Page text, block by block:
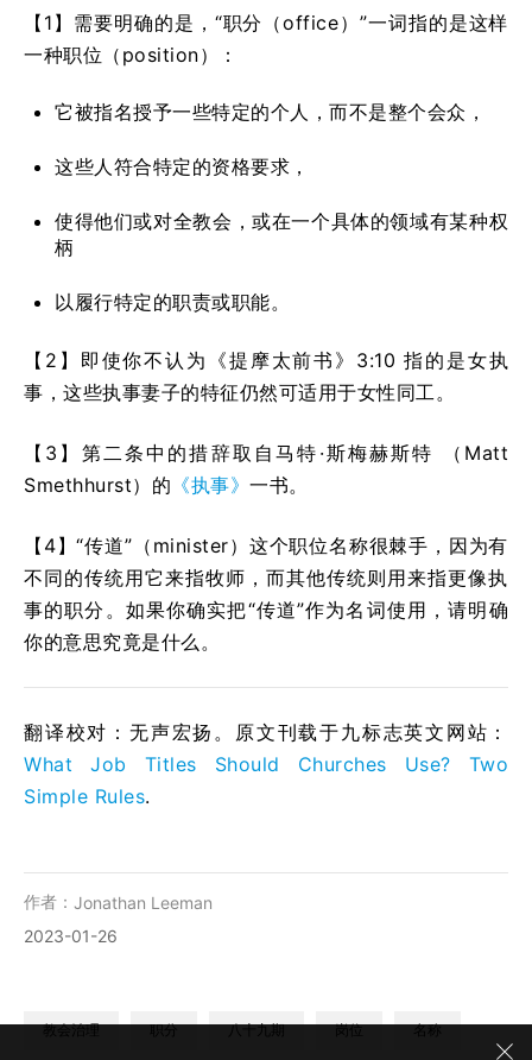
【1】需要明确的是，“职分（office）”一词指的是这样
一种职位（position）：
它被指名授予一些特定的个人，而不是整个会众，
这些人符合特定的资格要求，
使得他们或对全教会，或在一个具体的领域有某种权
柄
以履行特定的职责或职能。
【2】即使你不认为《提摩太前书》3:10 指的是女执
事，这些执事妻子的特征仍然可适用于女性同工。
【3】第二条中的措辞取自马特·斯梅赫斯特 （Matt
Smethhurst）的 《执事》 一书。
【4】“传道”（minister）这个职位名称很棘手，因为有
不同的传统用它来指牧师，而其他传统则用来指更像执
事的职分。如果你确实把“传道”作为名词使用，请明确
你的意思究竟是什么。
翻译校对：无声宏扬。原文刊载于九标志英文网站：
What Job Titles Should Churches Use? Two
Simple Rules.
作者： Jonathan Leeman
2023-01-26
教会治理 职分 八十九期 岗位 名称